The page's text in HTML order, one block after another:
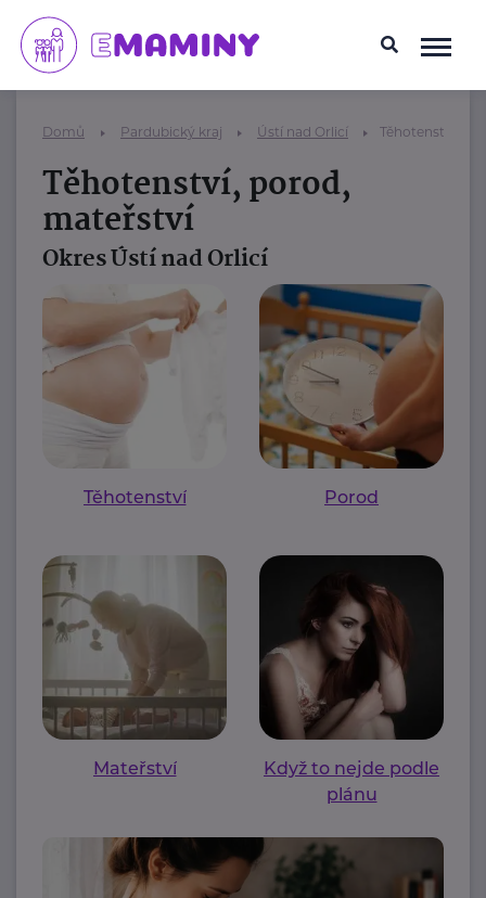
Domů Pardubický kraj Ústí nad Orlicí Těhotenství,
Těhotenství, porod,
mateřství
Okres Ústí nad Orlicí
Těhotenství Porod
Mateřství
Když to nejde podle
plánu